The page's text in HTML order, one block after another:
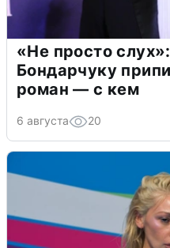
«Не просто
Бондарчуку
роман — с кем
6 августа 20